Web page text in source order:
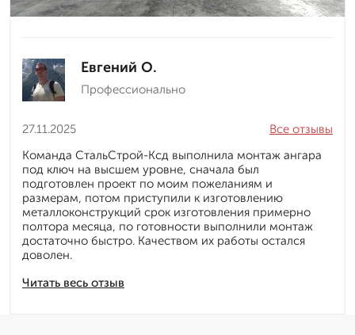
Евгений О.
Профессионально
27.11.2025
Читать весь отзыв
Все отзывы
Команда СтальСтрой-Ксд выполнила монтаж ангара
под ключ на высшем уровне, сначала был
подготовлен проект по моим пожеланиям и
размерам, потом приступили к изготовлению
металлоконструкций срок изготовления примерно
полтора месяца, по готовности выполнили монтаж
достаточно быстро. Качеством их работы остался
доволен.